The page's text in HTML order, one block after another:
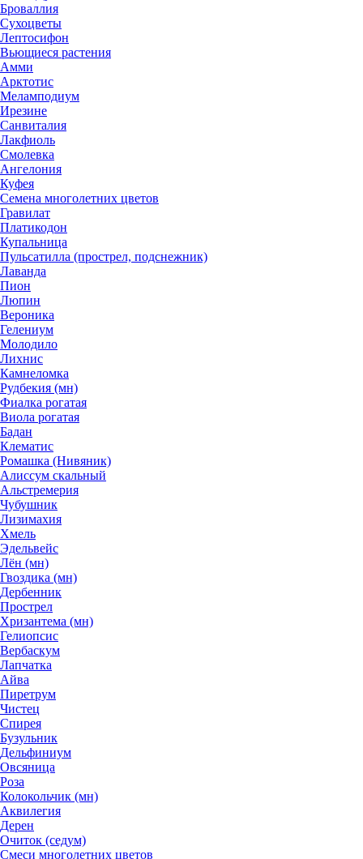
Броваллия
Сухоцветы
Лептосифон
Вьющиеся растения
Амми
Арктотис
Меламподиум
Ирезине
Санвиталия
Лакфиоль
Смолевка
Ангелония
Куфея
Семена многолетних цветов
Гравилат
Платикодон
Купальница
Пульсатилла (прострел, подснежник)
Лаванда
Пион
Люпин
Вероника
Гелениум
Молодило
Лихнис
Камнеломка
Рудбекия (мн)
Фиалка рогатая
Виола рогатая
Бадан
Клематис
Ромашка (Нивяник)
Алиссум скальный
Альстремерия
Чубушник
Лизимахия
Хмель
Эдельвейс
Лён (мн)
Гвоздика (мн)
Дербенник
Прострел
Хризантема (мн)
Гелиопсис
Вербаскум
Лапчатка
Айва
Пиретрум
Чистец
Спирея
Бузульник
Дельфиниум
Овсяница
Роза
Колокольчик (мн)
Аквилегия
Дерен
Очиток (седум)
Смеси многолетних цветов